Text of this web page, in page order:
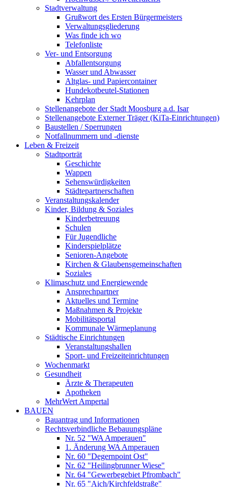
Stadtverwaltung
Grußwort des Ersten Bürgermeisters
Verwaltungsgliederung
Was finde ich wo
Telefonliste
Ver- und Entsorgung
Abfallentsorgung
Wasser und Abwasser
Altglas- und Papiercontainer
Hundekotbeutel-Stationen
Kehrplan
Stellenangebote der Stadt Moosburg a.d. Isar
Stellenangebote Externer Träger (KiTa-Einrichtungen)
Baustellen / Sperrungen
Notfallnummern und -dienste
Leben & Freizeit
Stadtporträt
Geschichte
Wappen
Sehenswürdigkeiten
Städtepartnerschaften
Veranstaltungskalender
Kinder, Bildung & Soziales
Kinderbetreuung
Schulen
Für Jugendliche
Kinderspielplätze
Senioren-Angebote
Kirchen & Glaubensgemeinschaften
Soziales
Klimaschutz und Energiewende
Ansprechpartner
Aktuelles und Termine
Maßnahmen & Projekte
Mobilitätsportal
Kommunale Wärmeplanung
Städtische Einrichtungen
Veranstaltungshallen
Sport- und Freizeiteinrichtungen
Wochenmarkt
Gesundheit
Ärzte & Therapeuten
Apotheken
MehrWert Ampertal
BAUEN
Bauantrag und Informationen
Rechtsverbindliche Bebauungspläne
Nr. 52 "WA Amperauen"
1. Änderung WA Amperauen
Nr. 60 "Degernpoint Ost"
Nr. 62 "Heilingbrunner Wiese"
Nr. 64 "Gewerbegebiet Pfrombach"
Nr. 65 "Aich/Kirchfeldstraße"